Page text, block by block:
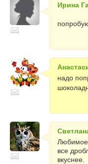
Ирина
надо
Любимое
все
вкуснее.